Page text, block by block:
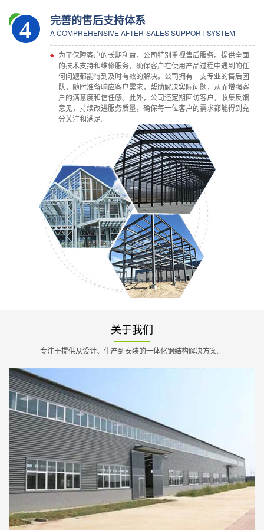
4 完善的售后支持体系
A COMPREHENSIVE AFTER-SALES SUPPORT SYSTEM
为了保障客户的长期利益，公司特别重视售后服务。提供全面
的技术支持和维修服务，确保客户在使用产品过程中遇到的任
何问题都能得到及时有效的解决。公司拥有一支专业的售后团
队，随时准备响应客户需求，帮助解决实际问题，从而增强客
户的满意度和信任感。此外，公司还定期回访客户，收集反馈
意见，持续改进服务质量，确保每一位客户的需求都能得到充
分关注和满足。
关于我们
专注于提供从设计、生产到安装的一体化钢结构解决方案。